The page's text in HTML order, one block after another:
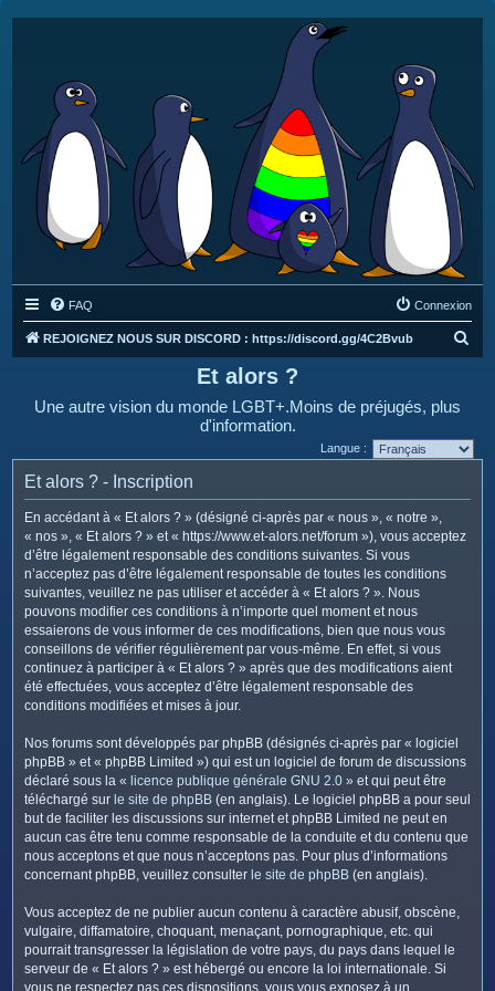
FAQ Connexion
REJOIGNEZ NOUS SUR DISCORD : https://discord.gg/4C2Bvub
e
Et alors ?
Une autre vision du monde LGBT+.Moins de préjugés, plus
d'information.
Langue :
Et alors ? - Inscription
En accédant à « Et alors ? » (désigné ci-après par « nous », « notre »,
« nos », « Et alors ? » et « https://www.et-alors.net/forum »), vous acceptez
d’être légalement responsable des conditions suivantes. Si vous
n’acceptez pas d’être légalement responsable de toutes les conditions
suivantes, veuillez ne pas utiliser et accéder à « Et alors ? ». Nous
pouvons modifier ces conditions à n’importe quel moment et nous
essaierons de vous informer de ces modifications, bien que nous vous
conseillons de vérifier régulièrement par vous-même. En effet, si vous
continuez à participer à « Et alors ? » après que des modifications aient
été effectuées, vous acceptez d’être légalement responsable des
conditions modifiées et mises à jour.
Nos forums sont développés par phpBB (désignés ci-après par « logiciel
phpBB » et « phpBB Limited ») qui est un logiciel de forum de discussions
déclaré sous la « licence publique générale GNU 2.0 » et qui peut être
téléchargé sur le site de phpBB (en anglais). Le logiciel phpBB a pour seul
but de faciliter les discussions sur internet et phpBB Limited ne peut en
aucun cas être tenu comme responsable de la conduite et du contenu que
nous acceptons et que nous n’acceptons pas. Pour plus d’informations
concernant phpBB, veuillez consulter le site de phpBB (en anglais).
Vous acceptez de ne publier aucun contenu à caractère abusif, obscène,
vulgaire, diffamatoire, choquant, menaçant, pornographique, etc. qui
pourrait transgresser la législation de votre pays, du pays dans lequel le
serveur de « Et alors ? » est hébergé ou encore la loi internationale. Si
vous ne respectez pas ces dispositions, vous vous exposez à un